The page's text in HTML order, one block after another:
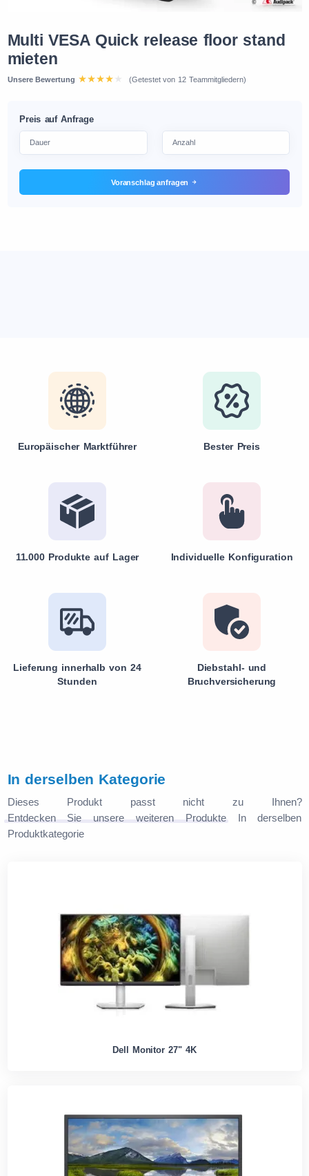
Multi VESA Quick release floor stand
mieten
Unsere Bewertung (Getestet von 12 Teammitgliedern)
Preis auf Anfrage
Voranschlag anfragen
Europäischer Marktführer Bester Preis
11.000 Produkte auf Lager Individuelle Konfiguration
Lieferung innerhalb von 24
Stunden
Diebstahl- und
Bruchversicherung
In derselben Kategorie
Dieses Produkt passt nicht zu Ihnen?
Entdecken Sie unsere weiteren ProdukteIn derselben
Produktkategorie
Dell Monitor 27" 4K